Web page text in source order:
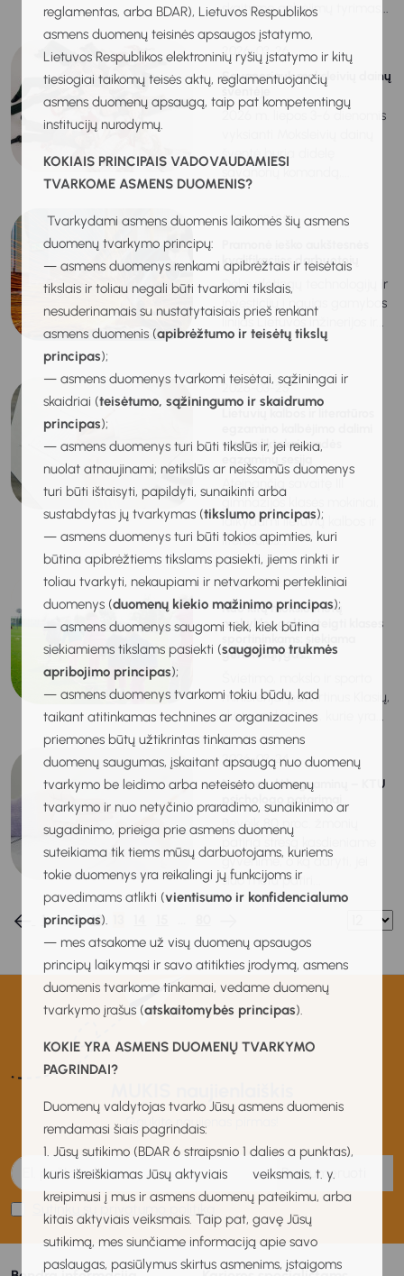
reglamentas, arba BDAR), Lietuvos Respublikos
asmens duomenų teisinės apsaugos įstatymo,
Lietuvos Respublikos elektroninių ryšių įstatymo ir kitų
tiesiogiai taikomų teisės aktų, reglamentuojančių
asmens duomenų apsaugą, taip pat kompetentingų
institucijų nurodymų.
KOKIAIS PRINCIPAIS VADOVAUDAMIESI
TVARKOME ASMENS DUOMENIS?
Tvarkydami asmens duomenis laikomės šių asmens
duomenų tvarkymo principų:
— asmens duomenys renkami apibrėžtais ir teisėtais
tikslais ir toliau negali būti tvarkomi tikslais,
nesuderinamais su nustatytaisiais prieš renkant
asmens duomenis (apibrėžtumo ir teisėtų tikslų
principas);
— asmens duomenys tvarkomi teisėtai, sąžiningai ir
skaidriai (teisėtumo, sąžiningumo ir skaidrumo
principas);
— asmens duomenys turi būti tikslūs ir, jei reikia,
nuolat atnaujinami; netikslūs ar neišsamūs duomenys
turi būti ištaisyti, papildyti, sunaikinti arba
sustabdytas jų tvarkymas (tikslumo principas);
— asmens duomenys turi būti tokios apimties, kuri
būtina apibrėžtiems tikslams pasiekti, jiems rinkti ir
toliau tvarkyti, nekaupiami ir netvarkomi pertekliniai
duomenys (duomenų kiekio mažinimo principas);
— asmens duomenys saugomi tiek, kiek būtina
siekiamiems tikslams pasiekti (saugojimo trukmės
apribojimo principas);
— asmens duomenys tvarkomi tokiu būdu, kad
taikant atitinkamas technines ar organizacines
priemones būtų užtikrintas tinkamas asmens
duomenų saugumas, įskaitant apsaugą nuo duomenų
tvarkymo be leidimo arba neteisėto duomenų
tvarkymo ir nuo netyčinio praradimo, sunaikinimo ar
sugadinimo, prieiga prie asmens duomenų
suteikiama tik tiems mūsų darbuotojams, kuriems
tokie duomenys yra reikalingi jų funkcijoms ir
pavedimams atlikti (vientisumo ir konfidencialumo
principas).
— mes atsakome už visų duomenų apsaugos
principų laikymąsi ir savo atitikties įrodymą, asmens
duomenis tvarkome tinkamai, vedame duomenų
tvarkymo įrašus (atskaitomybės principas).
KOKIE YRA ASMENS DUOMENŲ TVARKYMO
PAGRINDAI?
Duomenų valdytojas tvarko Jūsų asmens duomenis
remdamasi šiais pagrindais:
1. Jūsų sutikimo (BDAR 6 straipsnio 1 dalies a punktas),
kuris išreiškiamas Jūsų aktyviais veiksmais, t. y.
kreipimusi į mus ir asmens duomenų pateikimu, arba
kitais aktyviais veiksmais. Taip pat, gavę Jūsų
sutikimą, mes siunčiame informaciją apie savo
paslaugas, pasiūlymus skirtus asmenims, įstaigoms
skaitymo gebėjimų tyrimas...
2026-03-26
Savanoriauk moksleivių dainų
šventėje
2026 m. liepos 3-6 dienomis
šventė buria didelę
savanorių komandą,...
2026-03-25
kvalifikacijos darbuotojų
Dėl sudėtingų technologijų ir
investicijų į naujas gamybos
linijas Lietuvos inžinerijos ir...
2026-03-25
vienuoliktokai pradės
egzaminų sesiją
Ateinančią savaitę III
gimnazijos klasės mokiniai,
laikydami lietuvių kalbos ir
literatūros...
2026-03-25
Nuo kitų mokslo metų
mokyklos galės steigti klases
gerinti sąlygas...
ministerijai patvirtinus Klasių,
skirtų mokiniams, kurie yra...
2026-03-24
Nerimas dėl egzaminų – KTU
psichologo patarimai
Beveik 80 proc. žmonių
patiria stresą kasdieniame
gyvenime, o ką daryti, jei
šiuo metu patiri...
1 … 11 12
Gaukite naujienas pirmas!
Prenumeruoti
Sutinku su privatumo politika